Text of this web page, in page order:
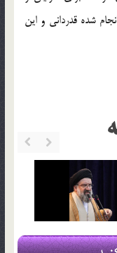
شده قدردانی و این